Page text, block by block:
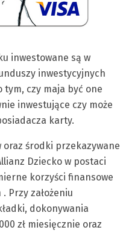
inwestowane są w
inwestycyjnych
tym, czy maja być one
inwestujące czy może
karty.
oraz środki przekazywane
Dziecko w postaci
korzyści finansowe
Przy założeniu
dokonywania
zł miesięcznie oraz